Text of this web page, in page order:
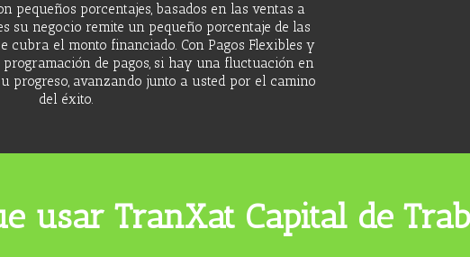
pequeños porcentajes, basados en las ventas a
su negocio remite un pequeño porcentaje de las
cubra el monto financiado. Con Pagos Flexibles y
de pagos, si hay una fluctuación en
progreso, avanzando junto a usted por el camino
del éxito.
usar TranXat Capital de